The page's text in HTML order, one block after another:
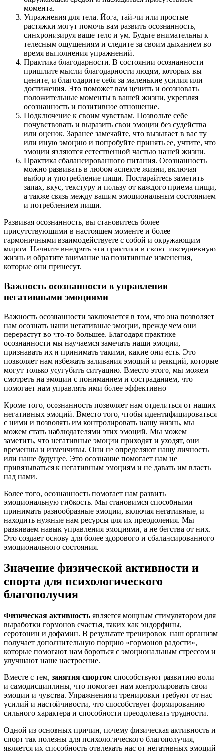
момента.
Упражнения для тела. Йога, тай-чи или простые
растяжки могут помочь вам развить осознанность,
синхронизируя ваше тело и ум. Будьте внимательны к
телесным ощущениям и следите за своим дыханием во
время выполнения упражнений.
Практика благодарности. В состоянии осознанности
пришлите мысли благодарности людям, которых вы
цените, и благодарите себя за маленькие усилия или
достижения. Это поможет вам ценить и осозновать
положительные моменты в вашей жизни, укрепляя
осознанность и позитивное отношение.
Подключение к своим чувствам. Позвольте себе
почувствовать и выразить свои эмоции без судейства
или оценок. Заранее замечайте, что вызывает в вас ту
или иную эмоцию и попробуйте принять ее, учтите, что
эмоции являются естественной частью нашей жизни.
Практика сбалансированного питания. Осознанность
можно развивать в любом аспекте жизни, включая
выбор и употребление пищи. Постарайтесь заметить
запах, вкус, текстуру и пользу от каждого приема пищи,
а также связь между вашим эмоциональным состоянием
и потреблением пищи.
Развивая осознанность, вы становитесь более
присутствующими в настоящем моменте и более
гармоничными взаимодействуете с собой и окружающим
миром. Начните внедрять эти практики в свою повседневную
жизнь и обратите внимание на позитивные изменения,
которые они принесут.
Важность осознанности в управлении
негативными эмоциями
Важность осознанности заключается в том, что она позволяет
нам осознать наши негативные эмоции, прежде чем они
перерастут во что-то большее. Благодаря практике
осознанности мы научаемся замечать наши эмоции,
признавать их и принимать такими, какие они есть. Это
позволяет нам избежать заливания эмоций и реакций, которые
могут только усугубить ситуацию. Вместо этого, мы можем
смотреть на эмоции с пониманием и состраданием, что
помогает нам управлять ими более эффективно.
Кроме того, осознанность позволяет нам отделиться от наших
негативных эмоций. Вместо того, чтобы идентифицироваться
с ними и позволять им контролировать нашу жизнь, мы
можем стать наблюдателями этих эмоций. Мы можем
заметить, что негативные эмоции приходят и уходят, они
временны и изменчивы. Они не определяют нашу личность
или наше будущее. Это осознание помогает нам не
привязываться к негативным эмоциям и не давать им власть
над нами.
Более того, осознанность помогает нам развить
эмоциональную гибкость. Мы становимся способными
принимать разнообразные эмоции, включая негативные, и
находить нужные нам ресурсы для их преодоления. Мы
развиваем навык управления эмоциями, а не бегства от них.
Это создает основу для более здорового и сбалансированного
эмоционального состояния.
Значение физической активности и
спорта для психологического
благополучия
Физическая активность является мощным стимулятором для
выработки гормонов счастья, таких как эндорфины,
серотонин и дофамин. В результате тренировок, наш организм
получает дополнительную порцию «гормонов радости»,
которые помогают нам бороться с эмоциональным стрессом и
улучшают наше настроение.
Вместе с тем, занятия спортом способствуют развитию воли
и самодисциплины, что помогает нам контролировать свои
эмоции и чувства. Упражнения и тренировки требуют от нас
усилий и настойчивости, что способствует формированию
сильного характера и способности преодолевать трудности.
Одной из основных причин, почему физическая активность и
спорт так полезны для психологического благополучия,
является их способность отвлекать нас от негативных эмоций